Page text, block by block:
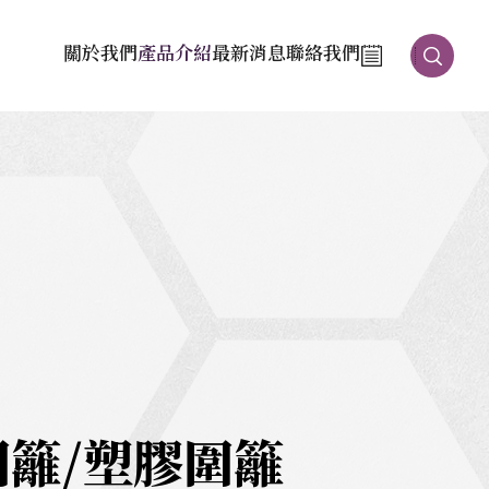
關於我們產品介紹最新消息聯絡我們
/塑膠圍籬